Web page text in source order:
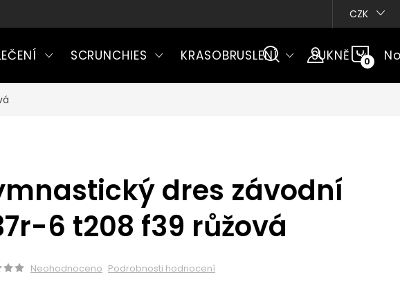
CZK
SCRUNCHIES KRASOBRUSLENÍ SUKNĚ
dres závodní
6 t208 f39 růžová
Neohodnoceno Podrobnosti hodnocení